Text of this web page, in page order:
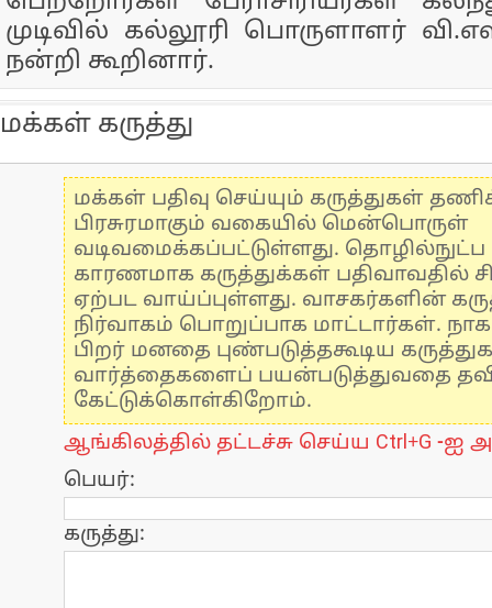
முடிவில் கல்லூரி பொருளாளர்
நன்றி கூறினார்.
மக்கள் கருத்து
மக்கள் பதிவு செய்யும் கருத்துகள்
பிரசுரமாகும் வகையில் மென்பொருள்
வடிவமைக்கப்பட்டுள்ளது.
காரணமாக கருத்துக்கள் பதிவாவதில்
ஏற்பட வாய்ப்புள்ளது. வாசகர்களின்
நிர்வாகம் பொறுப்பாக மாட்டார்கள்.
பிறர் மனதை புண்படுத்தகூடிய
வார்த்தைகளைப் பயன்படுத்துவதை
கேட்டுக்கொள்கிறோம்.
ஆங்கிலத்தில் தட்டச்சு செய்ய Ctrl+G -ஐ
பெயர்:
கருத்து: